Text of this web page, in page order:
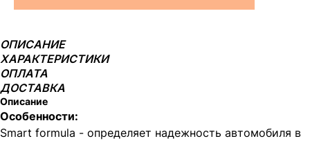
ОПИСАНИЕ
ХАРАКТЕРИСТИКИ
ОПЛАТА
ДОСТАВКА
Описание
Особенности:
Smart formula - определяет надежность автомобиля в